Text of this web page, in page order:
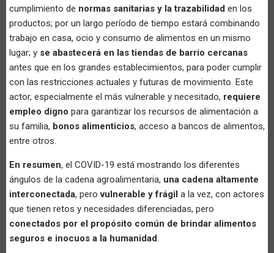
cumplimiento de normas sanitarias y la trazabilidad en los
productos; por un largo período de tiempo estará combinando
trabajo en casa, ocio y consumo de alimentos en un mismo
lugar; y se abastecerá en las tiendas de barrio cercanas
antes que en los grandes establecimientos, para poder cumplir
con las restricciones actuales y futuras de movimiento. Este
actor, especialmente el más vulnerable y necesitado, requiere
empleo digno para garantizar los recursos de alimentación a
su familia, bonos alimenticios, acceso a bancos de alimentos,
entre otros.
En resumen, el COVID-19 está mostrando los diferentes
ángulos de la cadena agroalimentaria, una cadena altamente
interconectada, perovulnerable y frágil a la vez, con actores
que tienen retos y necesidades diferenciadas, pero
conectados por el propósito común de brindar alimentos
seguros e inocuos a la humanidad.